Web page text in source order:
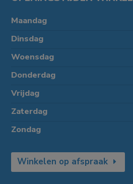
Maandag
Dinsdag
Woensdag
Donderdag
Vrijdag
Zaterdag
Zondag
Winkelen op afspraak